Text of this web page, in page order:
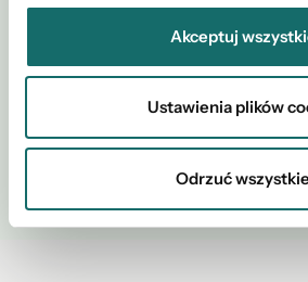
Akceptuj
Ustawienia plików
Odrzuć wszystkie